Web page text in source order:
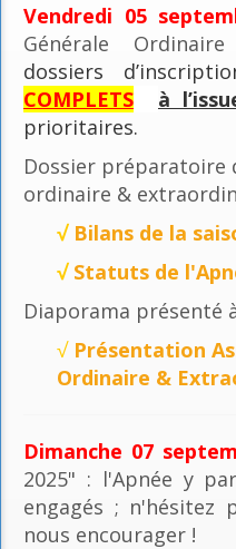
Vendredi 05
Générale
dossiers
COMPLETS
à
prioritaires.
Dossier préparatoire
ordinaire &
√ Bilans de la
√ Statuts de
Diaporama présenté
√ Présentation
Ordinaire &
Dimanche 07
2025" : l'Apnée y
engagés ; n'hésitez
nous encourager !